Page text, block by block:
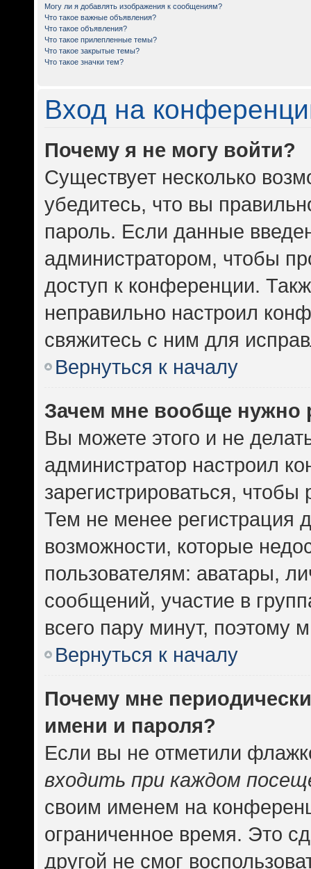
Могу ли я добавлять изображения к сообщениям?
Что такое важные объявления?
Что такое объявления?
Что такое прилепленные темы?
Что такое закрытые темы?
Что такое значки тем?
Вход на
Почему я не могу войти?
Существует несколько
убедитесь, что вы
пароль. Если данные
администратором, чтобы
доступ к конференции.
неправильно настроил
свяжитесь с ним для
Вернуться к началу
Зачем мне вообще нужно
Вы можете этого и не
администратор настроил
зарегистрироваться,
Тем не менее регистрация
возможности, которые
пользователям: аватары,
сообщений, участие в
всего пару минут, поэтому
Вернуться к началу
Почему мне
имени и пароля?
Если вы не отметили
входить при каждом
своим именем на
ограниченное время. Это
другой не смог